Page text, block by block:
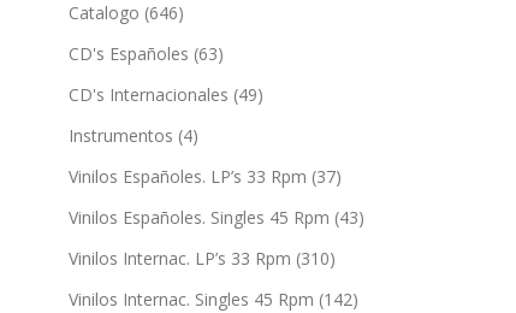
Catalogo (646)
CD's Españoles (63)
CD's Internacionales (49)
Instrumentos (4)
Vinilos Españoles. LP’s 33 Rpm (37)
Vinilos Españoles. Singles 45 Rpm (43)
Vinilos Internac. LP’s 33 Rpm (310)
Vinilos Internac. Singles 45 Rpm (142)